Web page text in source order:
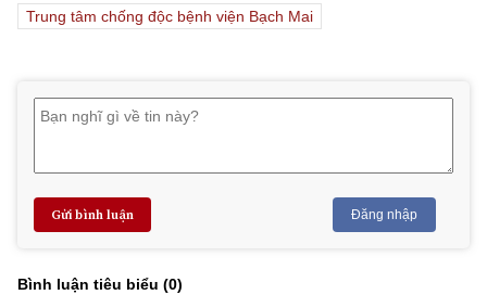
Trung tâm chống độc bệnh viện Bạch Mai
Gửi bình luận Đăng nhập
Bình luận tiêu biểu (0)